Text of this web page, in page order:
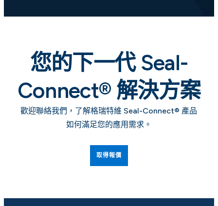
您的下一代 Seal-
Connect® 解決方案
歡迎聯絡我們，了解格瑞特維 Seal-Connect® 產品
如何滿足您的應用需求。
取得報價